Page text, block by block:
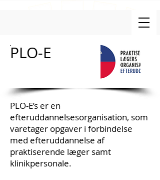
PLO-E
PLO-E’s er en
efteruddannelsesorganisation, som
varetager opgaver i forbindelse
med efteruddannelse af
praktiserende læger samt
klinikpersonale.